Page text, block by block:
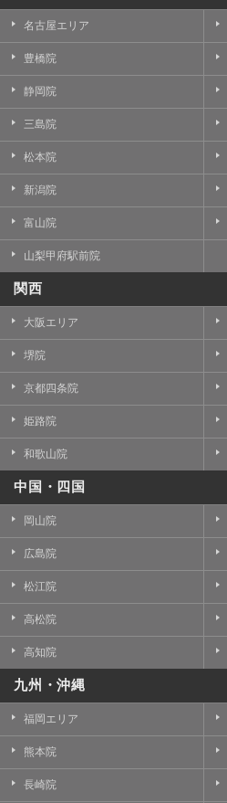
名古屋エリア
豊橋院
静岡院
三島院
松本院
新潟院
富山院
山梨甲府駅前院
関西
大阪エリア
堺院
京都四条院
姫路院
和歌山院
中国・四国
岡山院
広島院
松江院
高松院
高知院
九州・沖縄
福岡エリア
熊本院
長崎院